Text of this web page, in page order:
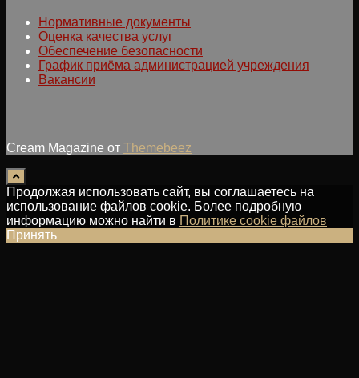
Нормативные документы
Оценка качества услуг
Обеспечение безопасности
График приёма администрацией учреждения
Вакансии
Cream Magazine от Themebeez
Продолжая использовать сайт, вы соглашаетесь на
использование файлов cookie. Более подробную
информацию можно найти в Политике cookie файлов
Принять